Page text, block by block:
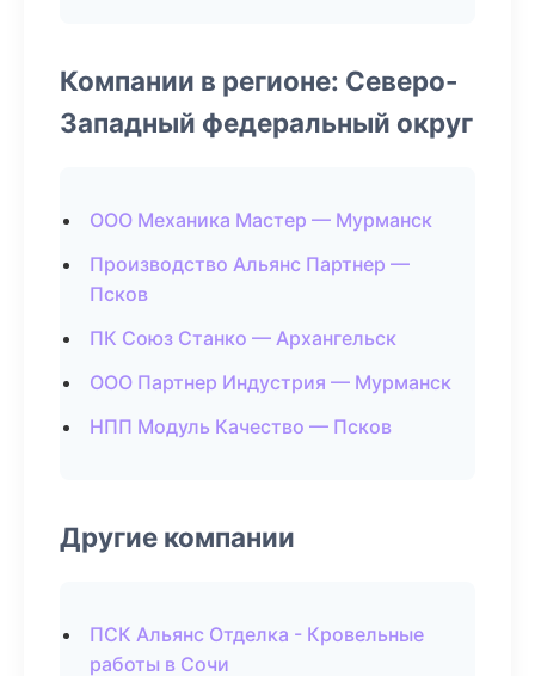
Компании в регионе: Северо-
Западный федеральный округ
ООО Механика Мастер — Мурманск
Производство Альянс Партнер —
Псков
ПК Союз Станко — Архангельск
ООО Партнер Индустрия — Мурманск
НПП Модуль Качество — Псков
Другие компании
ПСК Альянс Отделка - Кровельные
работы в Сочи